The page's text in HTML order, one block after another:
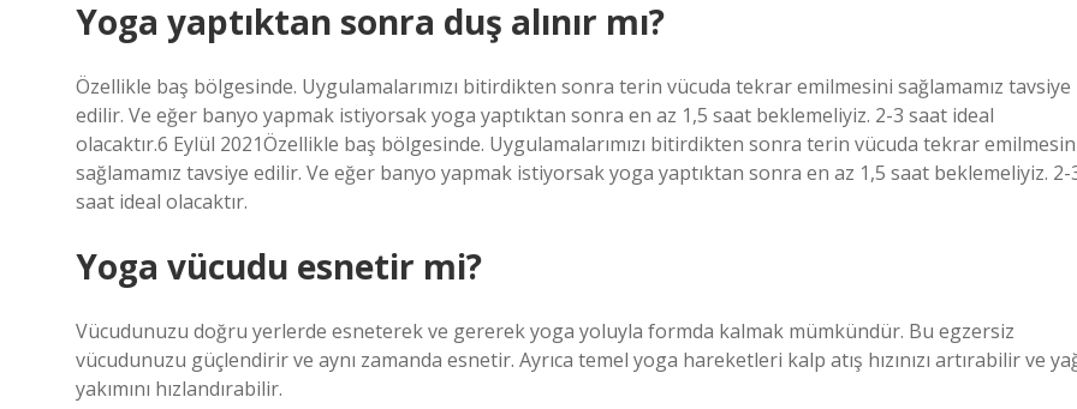
Yoga yaptıktan sonra duş alınır mı?
Özellikle baş bölgesinde. Uygulamalarımızı bitirdikten sonra terin vücuda tekrar emilmesini sağlamamız tavsiye
edilir. Ve eğer banyo yapmak istiyorsak yoga yaptıktan sonra en az 1,5 saat beklemeliyiz. 2-3 saat ideal
olacaktır.6 Eylül 2021Özellikle baş bölgesinde. Uygulamalarımızı bitirdikten sonra terin vücuda tekrar
sağlamamız tavsiye edilir. Ve eğer banyo yapmak istiyorsak yoga yaptıktan sonra en az 1,5 saat beklemeliyiz. 2-
saat ideal olacaktır.
Yoga vücudu esnetir mi?
Vücudunuzu doğru yerlerde esneterek ve gererek yoga yoluyla formda kalmak mümkündür. Bu egzersiz
vücudunuzu güçlendirir ve aynı zamanda esnetir. Ayrıca temel yoga hareketleri kalp atış hızınızı artırabilir ve
yakımını hızlandırabilir.